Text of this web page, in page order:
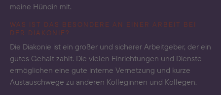
meine Hündin mit.
WAS IST DAS BESONDERE AN EINER ARBEIT BEI
DER DIAKONIE?
Die Diakonie ist ein großer und sicherer Arbeitgeber, der ein
gutes Gehalt zahlt. Die vielen Einrichtungen und Dienste
ermöglichen eine gute interne Vernetzung und kurze
Austauschwege zu anderen Kolleginnen und Kollegen.